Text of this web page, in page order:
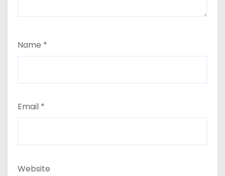
Name *
Email *
Website